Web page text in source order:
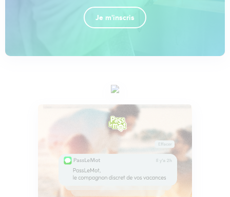
Je m'inscris